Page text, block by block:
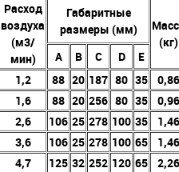
Расход
воздуха
(м3/
мин)
Габаритные
размеры (мм)
(кг)
A
B C D
E
1,2 88 20 187 80 35
0,86
1,6 88 20 256 80 35
0,96
2,6 106 25 278 100 35
1,46
3,6 106 25 278 100 65
1,46
4,7 125 32 252 120 65
2,26